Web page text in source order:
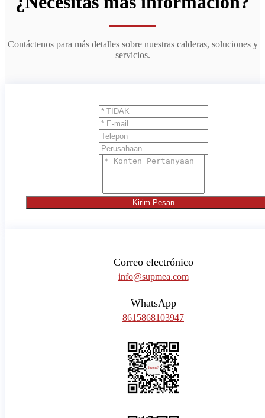
Contáctenos para más detalles sobre nuestras calderas, soluciones y
servicios.
Kirim Pesan
Correo electrónico
info@supmea.com
WhatsApp
8615868103947